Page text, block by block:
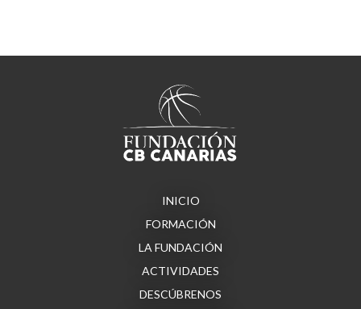
INICIO
FORMACIÓN
LA FUNDACIÓN
ACTIVIDADES
DESCÚBRENOS